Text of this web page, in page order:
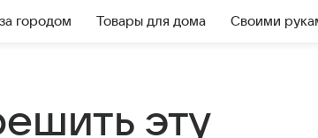
городом Товары для дома Своими
эту